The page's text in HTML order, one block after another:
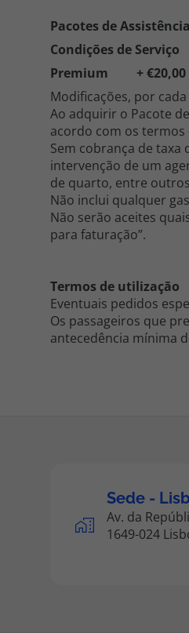
Pacotes de Assistência
Condições de Serviço
Premium + €20,00
Modificações, por
Ao adquirir o Pacote
acordo com os
Sem cobrança de
intervenção de um
de quarto, entre
Não inclui qualquer
Não serão aceites
para faturação”.
Termos de utilização
Eventuais pedidos
Os passageiros que
antecedência mínima
Sede -
Av. da
1649-024